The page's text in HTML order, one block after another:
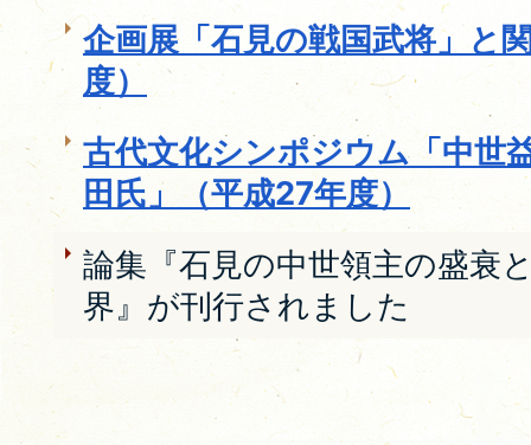
企画展「石見の戦国武将」と
度）
古代文化シンポジウム「中世
田氏」（平成27年度）
論集『石見の中世領主の盛衰
界』が刊行されました